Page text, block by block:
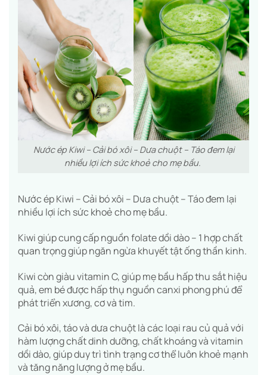
Nước ép Kiwi – Cải bó xôi – Dưa chuột – Táo đem lại
nhiều lợi ích sức khoẻ cho mẹ bầu.
Nước ép Kiwi – Cải bó xôi – Dưa chuột – Táo đem lại
nhiều lợi ích sức khoẻ cho mẹ bầu.
Kiwi giúp cung cấp nguồn folate dồi dào – 1 hợp chất
quan trọng giúp ngăn ngừa khuyết tật ống thần kinh.
Kiwi còn giàu vitamin C, giúp mẹ bầu hấp thu sắt hiệu
quả, em bé được hấp thụ nguồn canxi phong phú để
phát triển xương, cơ và tim.
Cải bó xôi, táo và dưa chuột là các loại rau củ quả với
hàm lượng chất dinh dưỡng, chất khoáng và vitamin
dồi dào, giúp duy trì tình trạng cơ thể luôn khoẻ mạnh
và tăng năng lượng ở mẹ bầu.